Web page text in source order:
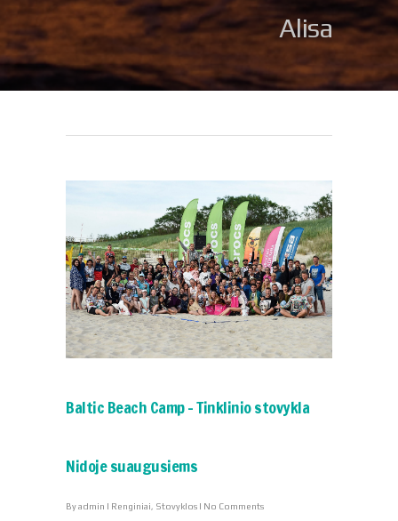
Alisa
Baltic Beach Camp – Tinklinio stovykla
Nidoje suaugusiems
Byadmin | Renginiai, Stovyklos | No Comments